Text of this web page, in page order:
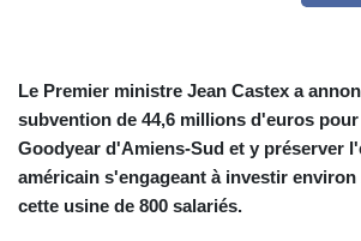
Le Premier ministre Jean Castex a
subvention de 44,6 millions d'euros
Goodyear d'Amiens-Sud et y préserver
américain s'engageant à investir
cette usine de 800 salariés.